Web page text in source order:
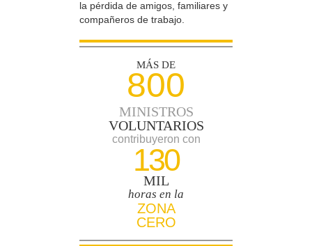
la pérdida de amigos, familiares y
compañeros de trabajo.
MÁS DE
800
MINISTROS
VOLUNTARIOS
contribuyeron con
130
MIL
horas en la
ZONA
CERO